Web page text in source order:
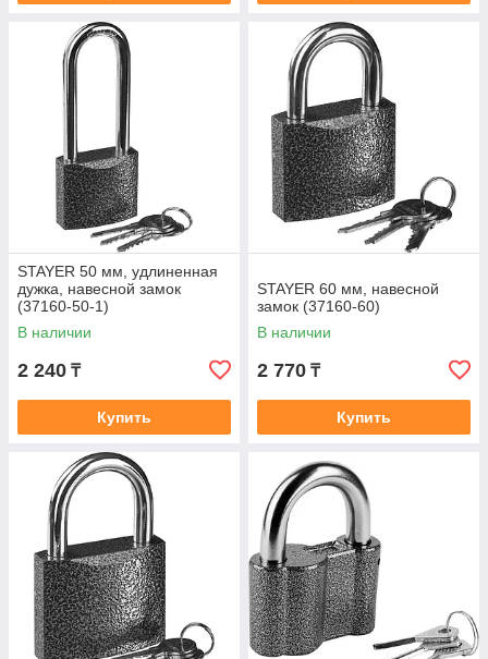
STAYER 50 мм, удлиненная
дужка, навесной замок
(37160-50-1)
В наличии
2 240 ₸
Купить
STAYER 60 мм, навесной
замок (37160-60)
В наличии
2 770 ₸
Купить